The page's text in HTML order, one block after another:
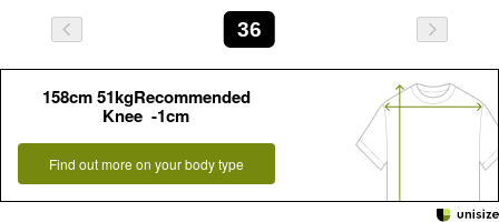
36
158cm 51kgRecommended
Knee -1cm
Find out more on your body type